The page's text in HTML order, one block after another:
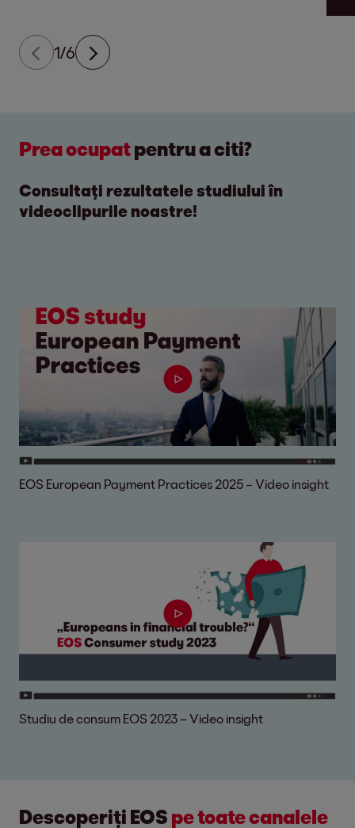
1/6
Prea ocupatpentru a citi?
Consultați rezultatele studiului în
videoclipurile noastre!
EOS European Payment Practices 2025 – Video insight
Studiu de consum EOS 2023 – Video insight
Descoperiți EOS pe toate canalele